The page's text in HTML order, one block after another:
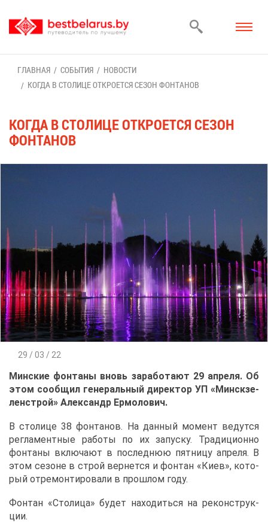
ГЛАВ­НАЯ СО­БЫ­ТИЯ
НО­ВО­СТИ
КО­ГДА В СТО­ЛИ­ЦЕ ОТ­КРО­ЕТ­СЯ СЕ­ЗОН ФОН­ТА­НОВ
КО­ГДА В СТО­ЛИ­ЦЕ ОТ­КРО­ЕТ­СЯ СЕ­ЗОН
ФОН­ТА­НОВ
29 / 03 / 22
Мин­ские фон­та­ны вновь за­ра­бо­та­ют 29 ап­ре­ля. Об
этом со­об­щил ге­не­раль­ный ди­рек­тор УП «Мин­ск­зе­
лен­строй» Алек­сандр Ер­мо­ло­вич.
В сто­ли­це 38 фон­та­нов. На дан­ный мо­мент ве­дут­ся
ре­гла­мент­ные ра­бо­ты по их за­пус­ку. Тра­ди­ци­он­но
фон­та­ны вклю­ча­ют в по­след­нюю пят­ни­цу ап­ре­ля. В
этом се­зоне в строй вер­нет­ся и фон­тан «Ки­ев», ко­то­
рый от­ре­мон­ти­ро­ва­ли в про­шлом го­ду.
Фон­тан «Сто­ли­ца» бу­дет на­хо­дить­ся на ре­кон­струк­
ции.